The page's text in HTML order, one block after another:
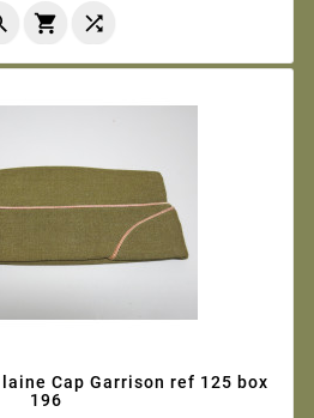
 
Cap Garrison ref 125 box
196